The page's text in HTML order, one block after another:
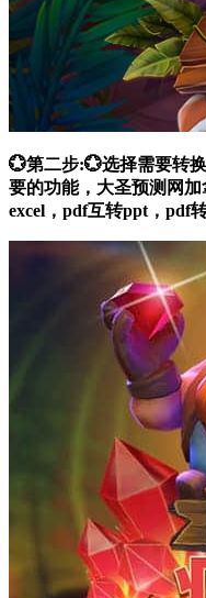
💮第二步:💮选择需要转
要的功能，大圣预测网
excel，pdf互转ppt，pdf